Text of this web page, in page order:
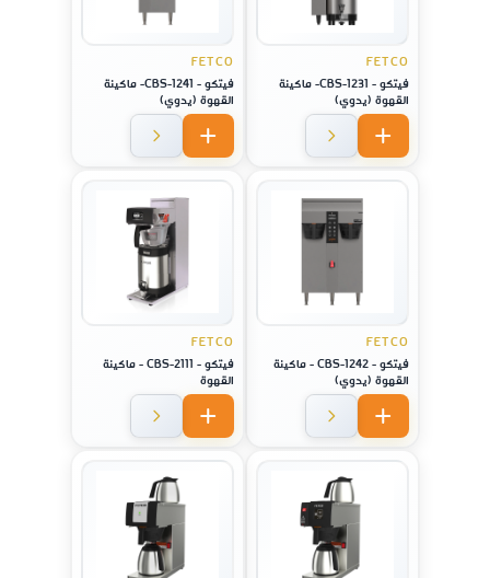
FETCO
فيتكو - CBS-1231- ماكينة
القهوة (يدوي)
FETCO
فيتكو - CBS-1241- ماكينة
القهوة (يدوي)
FETCO
فيتكو - CBS-1242 - ماكينة
القهوة (يدوي)
FETCO
فيتكو - CBS-2111 - ماكينة
القهوة